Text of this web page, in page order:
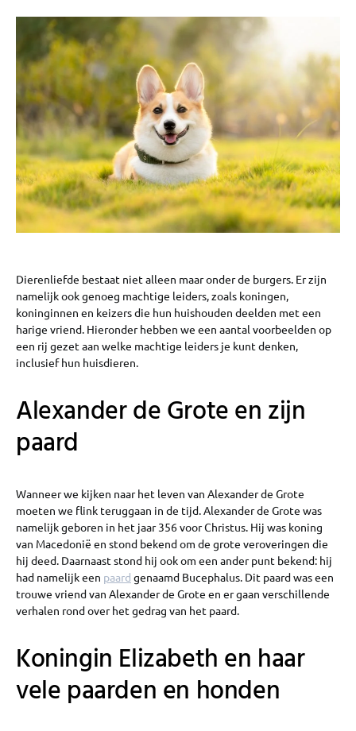
Dierenliefde bestaat niet alleen maar onder de burgers. Er zijn
namelijk ook genoeg machtige leiders, zoals koningen,
koninginnen en keizers die hun huishouden deelden met een
harige vriend. Hieronder hebben we een aantal voorbeelden op
een rij gezet aan welke machtige leiders je kunt denken,
inclusief hun huisdieren.
Alexander de Grote en zijn
paard
Wanneer we kijken naar het leven van Alexander de Grote
moeten we flink teruggaan in de tijd. Alexander de Grote was
namelijk geboren in het jaar 356 voor Christus. Hij was koning
van Macedonië en stond bekend om de grote veroveringen die
hij deed. Daarnaast stond hij ook om een ander punt bekend: hij
had namelijk een paard genaamd Bucephalus. Dit paard was een
trouwe vriend van Alexander de Grote en er gaan verschillende
verhalen rond over het gedrag van het paard.
Koningin Elizabeth en haar
vele paarden en honden